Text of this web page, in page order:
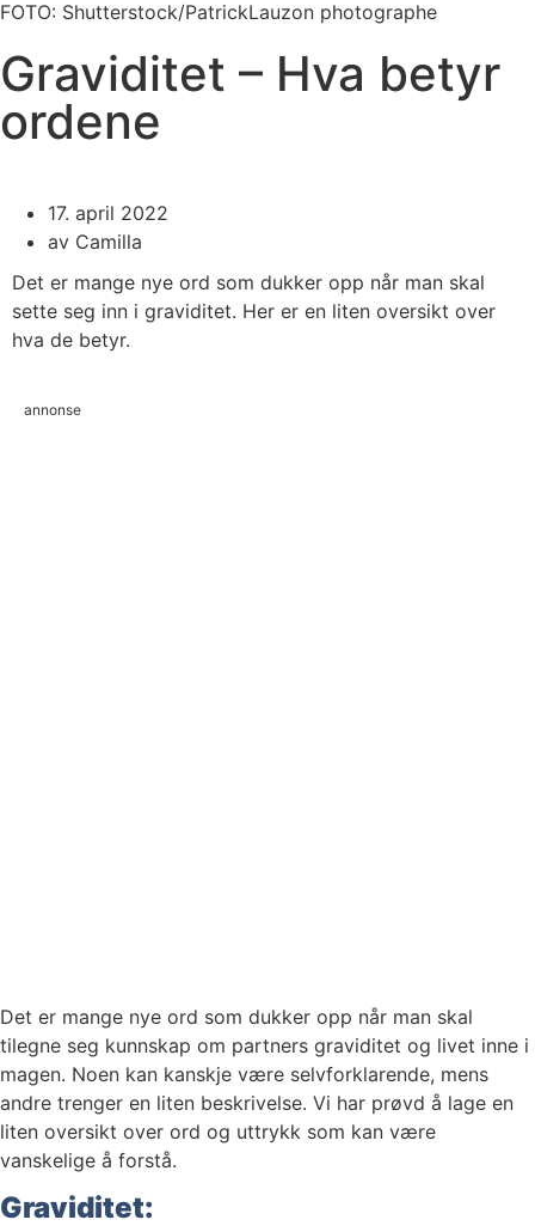
FOTO: Shutterstock/PatrickLauzon photographe
Graviditet – Hva betyr
ordene
17. april 2022
av Camilla
Det er mange nye ord som dukker opp når man skal
sette seg inn i graviditet. Her er en liten oversikt over
hva de betyr.
annonse
Det er mange nye ord som dukker opp når man skal
tilegne seg kunnskap om partners graviditet og livet inne i
magen. Noen kan kanskje være selvforklarende, mens
andre trenger en liten beskrivelse. Vi har prøvd å lage en
liten oversikt over ord og uttrykk som kan være
vanskelige å forstå.
Graviditet: